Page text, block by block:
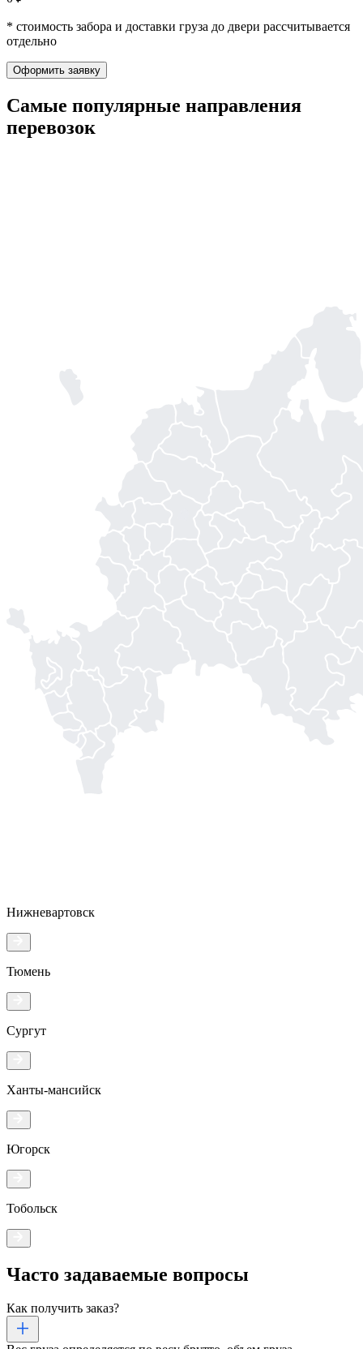
* стоимость забора и доставки груза до двери рассчитывается
отдельно
Оформить заявку
Самые популярные направления
перевозок
Нижневартовск
Тюмень
Сургут
Ханты-мансийск
Югорск
Тобольск
Часто задаваемые вопросы
Как получить заказ?